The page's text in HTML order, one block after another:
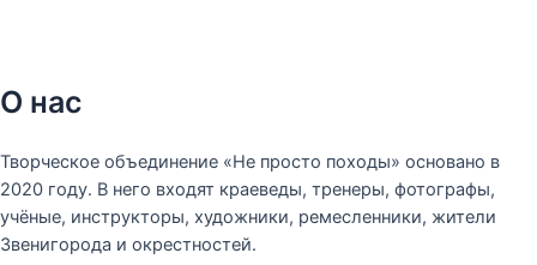
О нас
Творческое объединение «Не просто походы» основано в
2020 году. В него входят краеведы, тренеры, фотографы,
учёные, инструкторы, художники, ремесленники, жители
Звенигорода и окрестностей.